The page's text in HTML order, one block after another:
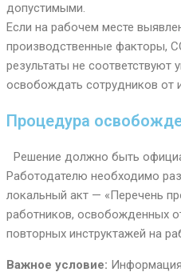
допустимыми.
Если на рабочем месте
производственные факторы,
результаты не
освобождать сотрудников от
Процедура
Решение должно быть
Работодателю необходимо
локальный акт — «Перечень
работников, освобожденных
повторных инструктажей на
Важное условие: